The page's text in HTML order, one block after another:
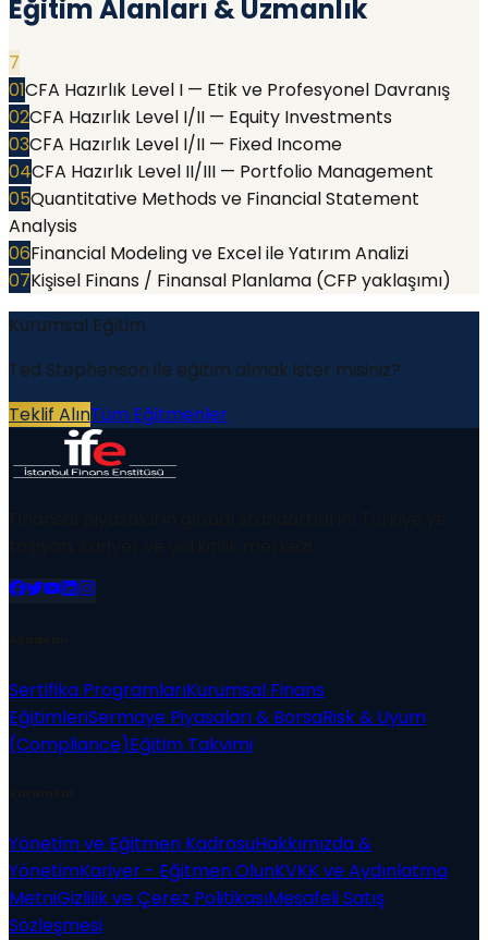
Eğitim Alanları & Uzmanlık
7
01CFA Hazırlık Level I — Etik ve Profesyonel Davranış
02CFA Hazırlık Level I/II — Equity Investments
03CFA Hazırlık Level I/II — Fixed Income
04CFA Hazırlık Level II/III — Portfolio Management
05Quantitative Methods ve Financial Statement
Analysis
06Financial Modeling ve Excel ile Yatırım Analizi
07Kişisel Finans / Finansal Planlama (CFP yaklaşımı)
Kurumsal Eğitim
Ted Stephenson ile eğitim almak ister misiniz?
Teklif AlınTüm Eğitmenler
Sertifika ProgramlarıKurumsal Finans
EğitimleriSermaye Piyasaları & BorsaRisk & Uyum
(Compliance)Eğitim Takvimi
Yönetim ve Eğitmen KadrosuHakkımızda &
YönetimKariyer - Eğitmen OlunKVKK ve Aydınlatma
MetniGizlilik ve Çerez PolitikasıMesafeli Satış
Sözleşmesi